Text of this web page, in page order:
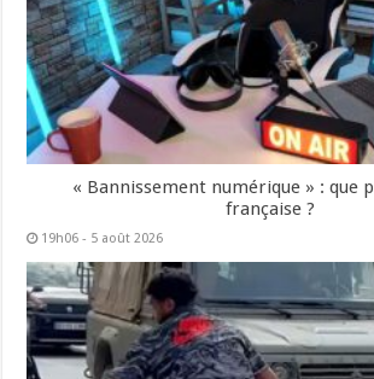
« Bannissement numérique » : que
française ?
19h06 - 5 août 2026